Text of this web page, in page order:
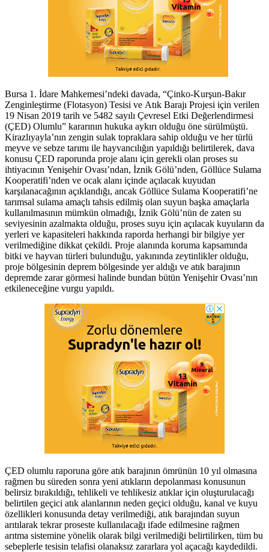
Bursa 1. İdare Mahkemesi’ndeki davada, “Çinko-Kurşun-Bakır
Zenginleştirme (Flotasyon) Tesisi ve Atık Barajı Projesi için verilen
19 Nisan 2019 tarih ve 5482 sayılı Çevresel Etki Değerlendirmesi
(ÇED) Olumlu” kararının hukuka aykırı olduğu öne sürülmüştü.
Kirazlıyayla’nın zengin sulak topraklara sahip olduğu ve her türlü
meyve ve sebze tarımı ile hayvancılığın yapıldığı belirtilerek, dava
konusu ÇED raporunda proje alanı için gerekli olan proses su
ihtiyacının Yenişehir Ovası’ndan, İznik Gölü’nden, Göllüce Sulama
Kooperatifi’nden ve ocak alanı içinde açılacak kuyudan
karşılanacağının açıklandığı, ancak Göllüce Sulama Kooperatifi’ne
tarımsal sulama amaçlı tahsis edilmiş olan suyun başka amaçlarla
kullanılmasının mümkün olmadığı, İznik Gölü’nün de zaten su
seviyesinin azalmakta olduğu, proses suyu için açılacak kuyuların da
yerleri ve kapasiteleri hakkında raporda herhangi bir bilgiye yer
verilmediğine dikkat çekildi. Proje alanında koruma kapsamında
bitki ve hayvan türleri bulunduğu, yakınında zeytinlikler olduğu,
proje bölgesinin deprem bölgesinde yer aldığı ve atık barajının
depremde zarar görmesi halinde bundan bütün Yenişehir Ovası’nın
etkileneceğine vurgu yapıldı.
ÇED olumlu raporuna göre atık barajının ömrünün 10 yıl olmasına
rağmen bu süreden sonra yeni atıkların depolanması konusunun
belirsiz bırakıldığı, tehlikeli ve tehlikesiz atıklar için oluşturulacağı
belirtilen geçici atık alanlarının neden geçici olduğu, kanal ve kuyu
özellikleri konusunda detay verilmediği, atık barajından suyun
arıtılarak tekrar proseste kullanılacağı ifade edilmesine rağmen
arıtma sistemine yönelik olarak bilgi verilmediği belirtilirken, tüm bu
sebeplerle tesisin telafisi olanaksız zararlara yol açacağı kaydedildi.